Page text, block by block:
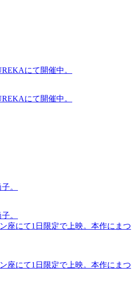
にて開催中。
にて開催中。
。
。
座にて1日限定で上映。本作にまつ
座にて1日限定で上映。本作にまつ